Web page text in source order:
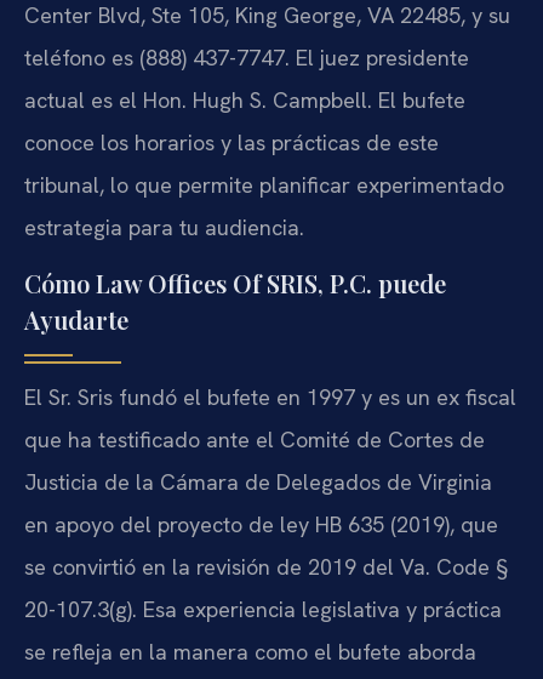
Center Blvd, Ste 105, King George, VA 22485, y su
teléfono es (888) 437-7747. El juez presidente
actual es el Hon. Hugh S. Campbell. El bufete
conoce los horarios y las prácticas de este
tribunal, lo que permite planificar experimentado
estrategia para tu audiencia.
Cómo Law Offices Of SRIS, P.C. puede
Ayudarte
El Sr. Sris fundó el bufete en 1997 y es un ex fiscal
que ha testificado ante el Comité de Cortes de
Justicia de la Cámara de Delegados de Virginia
en apoyo del proyecto de ley HB 635 (2019), que
se convirtió en la revisión de 2019 del Va. Code §
20-107.3(g). Esa experiencia legislativa y práctica
se refleja en la manera como el bufete aborda